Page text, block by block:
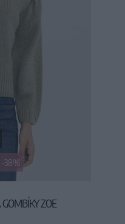
-38%
ZOE